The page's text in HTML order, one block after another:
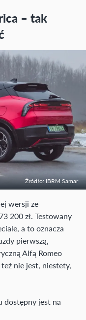
– tak
Źródło: IBRM Samar
wersji ze
200 zł. Testowany
a to oznacza
pierwszą,
Alfą Romeo
nie jest, niestety,
dostępny jest na